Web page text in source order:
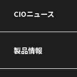
CIOニュース
製品情報